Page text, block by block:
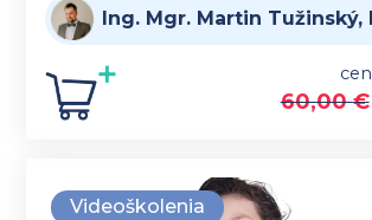
Ing. Mgr. Martin Tužinský,
60,00€
Videoškolenia